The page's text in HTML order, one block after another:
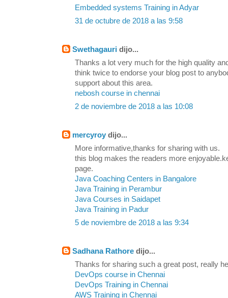
Embedded systems Training in Adyar
31 de octubre de 2018 a las 9:58
Swethagauri dijo...
Thanks a lot very much for the high quality
think twice to endorse your blog post to
support about this area.
nebosh course in chennai
2 de noviembre de 2018 a las 10:08
mercyroy dijo...
More informative,thanks for sharing with us.
this blog makes the readers more
page.
Java Coaching Centers in Bangalore
Java Training in Perambur
Java Courses in Saidapet
Java Training in Padur
5 de noviembre de 2018 a las 9:34
Sadhana Rathore dijo...
Thanks for sharing such a great post, really
DevOps course in Chennai
DevOps Training in Chennai
AWS Training in Chennai